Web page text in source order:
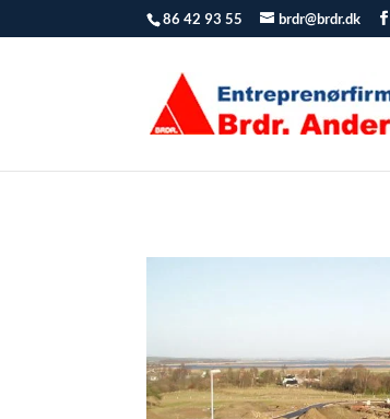
86 42 93 55 brdr@brdr.dk